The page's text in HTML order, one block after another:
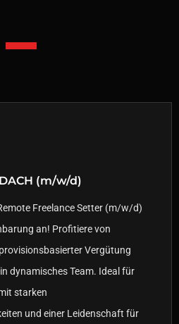
(m/w/d)
Freelance Setter (m/w/d)
an! Profitiere von
Vergütung
dynamisches Team. Ideal für
starken
und einer Leidenschaft für